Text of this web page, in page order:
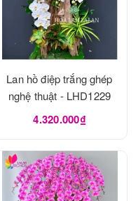
Lan hồ điệp trắng ghép
nghệ thuật - LHD1229
4.320.000₫